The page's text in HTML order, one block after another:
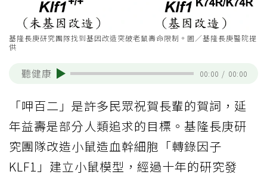
基隆長庚研究團隊找到基因改造突破老鼠壽命限制。圖／基隆長庚醫院提
供
聽健康 00:00 / 00:00
「呷百二」是許多民眾祝賀長輩的賀詞，延
年益壽是部分人類追求的目標。基隆長庚研
究團隊改造小鼠造血幹細胞「轉錄因子
KLF1」建立小鼠模型，經過十年的研究發